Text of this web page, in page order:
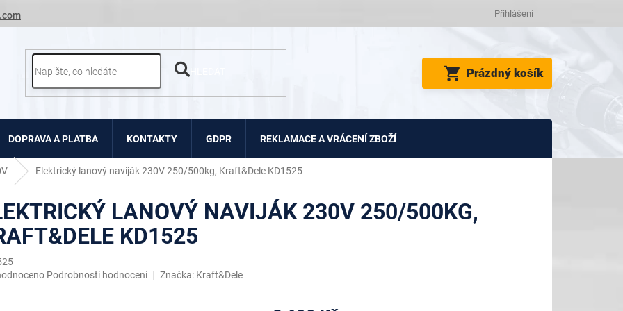
Přihlášení
NÁKUPNÍ
KOŠÍK
Prázdný košík
DOPRAVA A PLATBA KONTAKTY GDPR REKLAMACE A VRÁCENÍ ZBOŽÍ
Elektrický lanový naviják 230V 250/500kg, Kraft&Dele KD1525
LANOVÝ NAVIJÁK 230V 250/500KG,
KD1525
Podrobnosti hodnocení Značka: Kraft&Dele